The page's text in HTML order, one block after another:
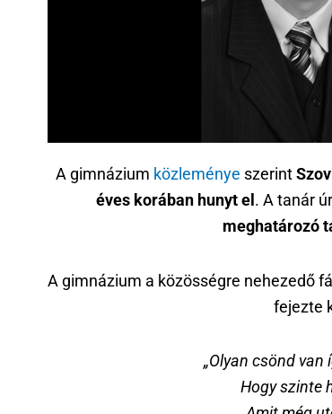
A gimnázium közleménye szerint
éves korában hunyt el . A tanár
meghatározó
A gimnázium a közösségre nehezedő
fejezte
„Olyan csönd van
Hogy szinte